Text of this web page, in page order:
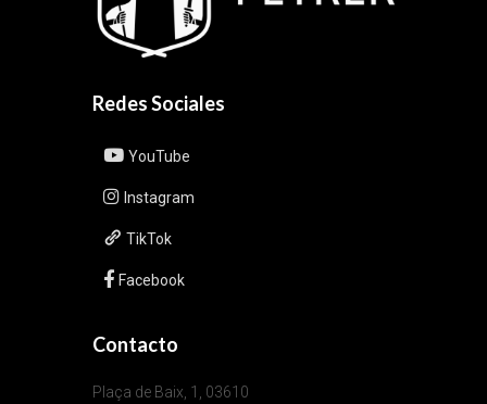
Redes Sociales
YouTube
Instagram
TikTok
Facebook
Contacto
Plaça de Baix, 1, 03610